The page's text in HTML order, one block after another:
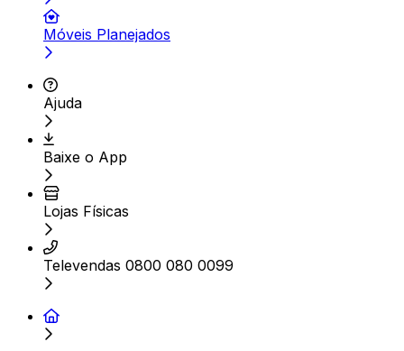
Móveis Planejados
Ajuda
Baixe o App
Lojas Físicas
Televendas 0800 080 0099